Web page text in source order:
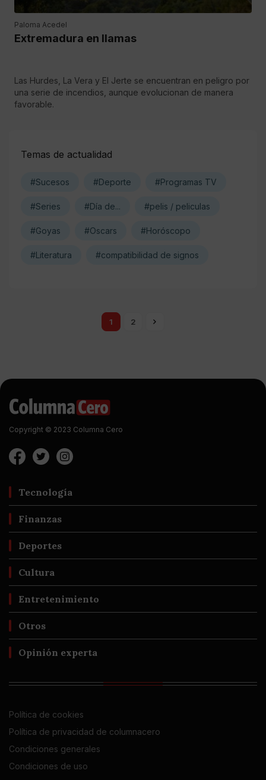
Paloma Acedel
Extremadura en llamas
Las Hurdes, La Vera y El Jerte se encuentran en peligro por
una serie de incendios, aunque evolucionan de manera
favorable.
Temas de actualidad
#Sucesos #Deporte #Programas TV
#Series #Día de... #pelis / peliculas
#Goyas #Oscars #Horóscopo
#Literatura #compatibilidad de signos
1 2
Copyright © 2023 Columna Cero
Tecnología
Finanzas
Deportes
Cultura
Entretenimiento
Otros
Opinión experta
Política de cookies
Política de privacidad de columnacero
Condiciones generales
Condiciones de uso